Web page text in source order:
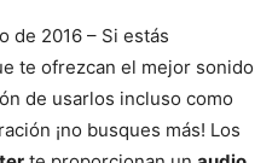
de 2016 – Si estás
te ofrezcan el mejor sonido
de usarlos incluso como
¡no busques más! Los